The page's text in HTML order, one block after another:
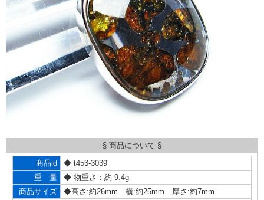
§ 商品について §
商品id
◆ t453-3039
重 量
◆ 物重さ：約 9.4g
商品サイズ
◆高さ:約26mm 横:約25mm 厚さ:約7mm